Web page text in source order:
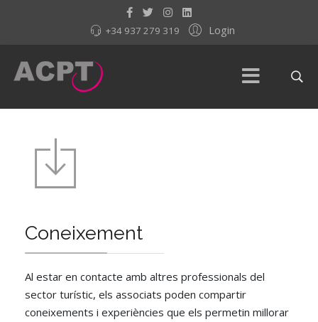
Login
+34 937 279 319
Coneixement
Al estar en contacte amb altres professionals del
sector turístic, els associats poden compartir
coneixements i experiències que els permetin millorar